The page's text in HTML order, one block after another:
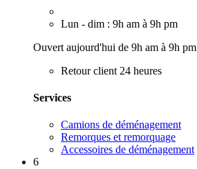
Lun - dim : 9h am à 9h pm
Ouvert aujourd'hui de 9h am à 9h pm
Retour client 24 heures
Services
Camions de déménagement
Remorques et remorquage
Accessoires de déménagement
6